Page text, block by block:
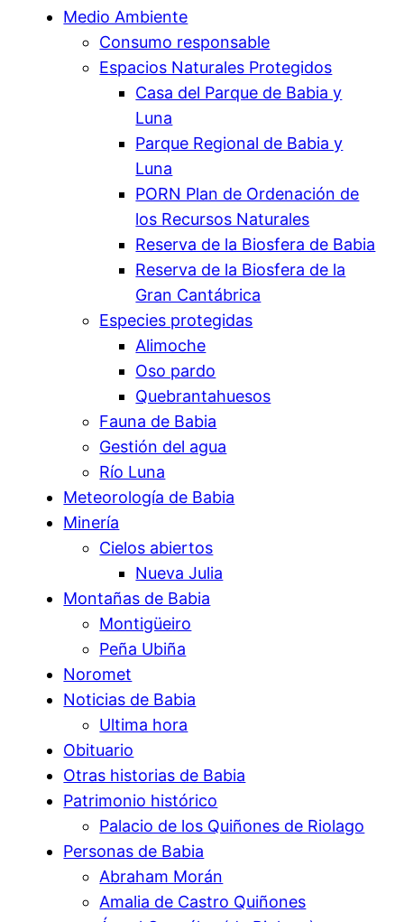
Medio Ambiente
Consumo responsable
Espacios Naturales Protegidos
Casa del Parque de Babia y
Luna
Parque Regional de Babia y
Luna
PORN Plan de Ordenación de
los Recursos Naturales
Reserva de la Biosfera de Babia
Reserva de la Biosfera de la
Gran Cantábrica
Especies protegidas
Alimoche
Oso pardo
Quebrantahuesos
Fauna de Babia
Gestión del agua
Río Luna
Meteorología de Babia
Minería
Cielos abiertos
Nueva Julia
Montañas de Babia
Montigüeiro
Peña Ubiña
Noromet
Noticias de Babia
Ultima hora
Obituario
Otras historias de Babia
Patrimonio histórico
Palacio de los Quiñones de Riolago
Personas de Babia
Abraham Morán
Amalia de Castro Quiñones